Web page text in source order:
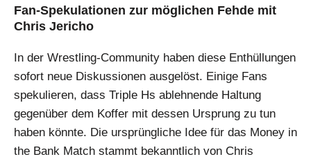
Fan-Spekulationen zur möglichen Fehde mit
Chris Jericho
In der Wrestling-Community haben diese Enthüllungen
sofort neue Diskussionen ausgelöst. Einige Fans
spekulieren, dass Triple Hs ablehnende Haltung
gegenüber dem Koffer mit dessen Ursprung zu tun
haben könnte. Die ursprüngliche Idee für das Money in
the Bank Match stammt bekanntlich von Chris